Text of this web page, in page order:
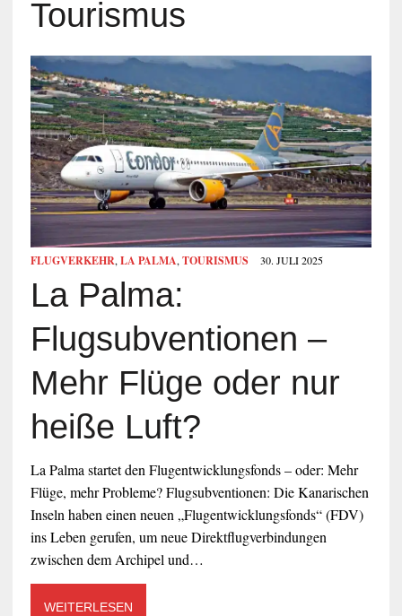
Tourismus
FLUGVERKEHR,LA PALMA,TOURISMUS 30. JULI 2025
La Palma:
Flugsubventionen –
Mehr Flüge oder nur
heiße Luft?
La Palma startet den Flugentwicklungsfonds – oder: Mehr
Flüge, mehr Probleme? Flugsubventionen: Die Kanarischen
Inseln haben einen neuen „Flugentwicklungsfonds“ (FDV)
ins Leben gerufen, um neue Direktflugverbindungen
zwischen dem Archipel und…
WEITERLESEN